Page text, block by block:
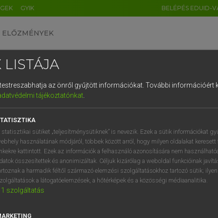
GYIK BELÉPÉS EDUID-
ELŐZMÉNYEK
uniós terminológiai szótár
VAN ELŐFIZETÉSED?
előfizetésem a teljes szócikk
NINCS ELŐFIZETÉSED?
LISTÁJA
az önről gyűjtött információkat. További információért
tájékoztatónkat.
statisztikai sütiket „teljesítménysütiknek” is nevezik. Ezek a sütik információkat
használatának módjáról, többek között arról, hogy milyen oldalakat keresett
kattintott. Ezek az információk a felhasználó azonosítására nem
összesítettek és anonimizáltak. Céljuk kizárólag a weboldal funkcióinak
a harmadik féltől származó elemzési szolgáltatásokhoz tartozó sütik;
a látogatóelemzések, a hőtérképek és a közösségi médiaanalitika.
1 szolgáltatás
DE CN FR ES IT NL
1 2 3 4 5 6 7 8 9
q w e r t z u i
a s d f g h j k l é
í y x c v b n m , .